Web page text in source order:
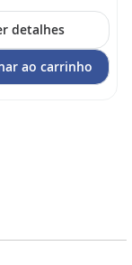
detalhes
ao carrinho